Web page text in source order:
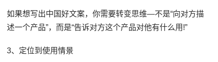
如果想写出中国好文案，你需要转变思维—不是“向对方描
述一个产品”，而是“告诉对方这个产品对他有什么用!”
3、定位到使用情景